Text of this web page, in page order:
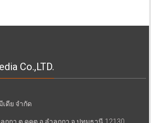
Co.,LTD.
ดีย จำกัด